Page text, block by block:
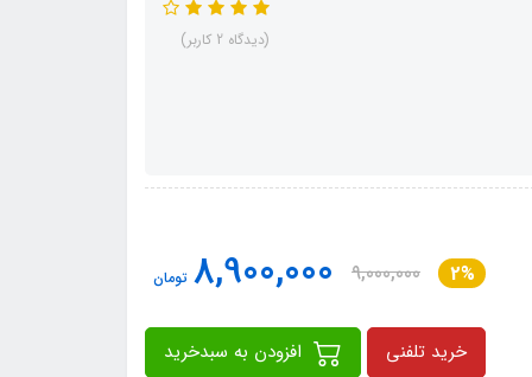
(دیدگاه 2 کاربر)
2%
9,000,000
8,900,000 تومان
خرید تلفنی